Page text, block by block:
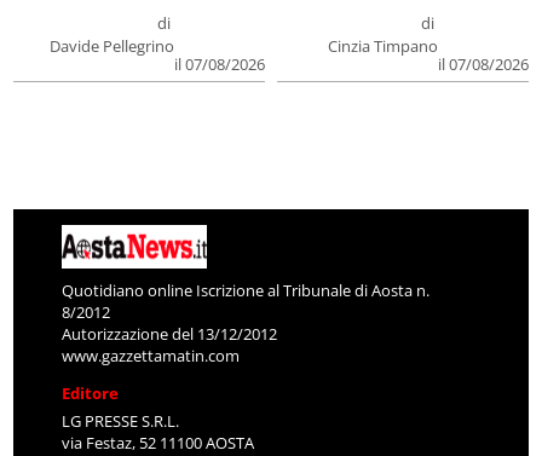
di
Davide Pellegrino
il 07/08/2026
di
Cinzia Timpano
il 07/08/2026
Quotidiano online Iscrizione al Tribunale di Aosta n.
8/2012
Autorizzazione del 13/12/2012
www.gazzettamatin.com
Editore
LG PRESSE S.R.L.
via Festaz, 52 11100 AOSTA